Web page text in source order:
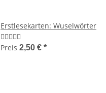
Erstlesekarten: Wuselwörter
Preis 2,50 € *